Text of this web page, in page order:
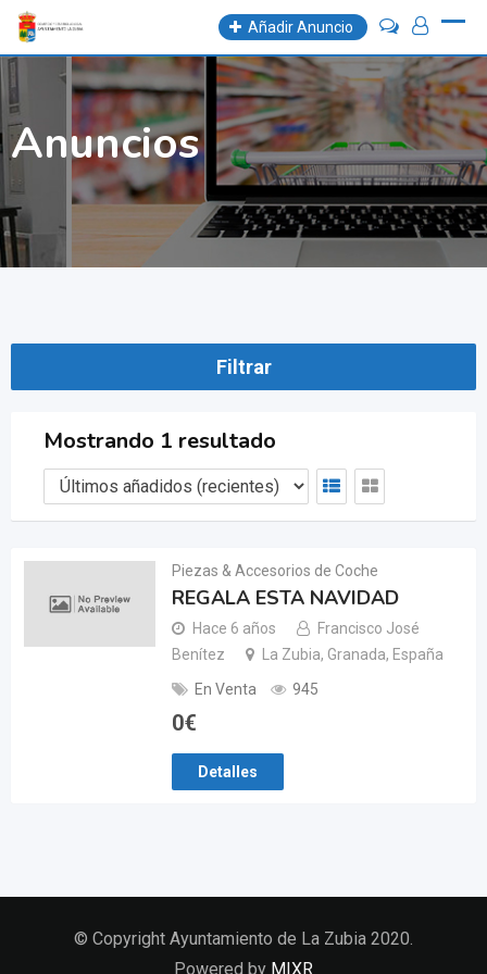
Skip
content
Añadir Anuncio
Anuncios
Filtrar
Mostrando 1 resultado
Piezas & Accesorios de Coche
REGALA ESTA NAVIDAD
Hace 6 años
Francisco José
Benítez
La Zubia, Granada, España
En Venta
945
0€
Detalles
© Copyright Ayuntamiento de La Zubia 2020.
Powered by MIXR